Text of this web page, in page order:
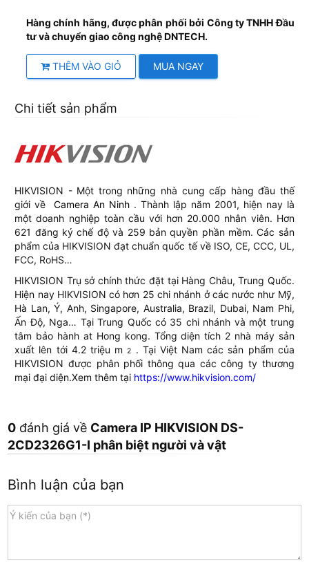
Hàng chính hãng, được phân phối bởi Công ty TNHH Đầu
tư và chuyển giao công nghệ DNTECH.
THÊM VÀO GIỎ MUA NGAY
Chi tiết sản phẩm
HIKVISION - Một trong những nhà cung cấp hàng đầu thế
giới vềCamera An Ninh . Thành lập năm 2001, hiện nay là
một doanh nghiệp toàn cầu với hơn 20.000 nhân viên. Hơn
621 đăng ký chế độ và 259 bản quyền phần mềm. Các sản
phẩm của HIKVISION đạt chuẩn quốc tế về ISO, CE, CCC, UL,
FCC, RoHS…
HIKVISION Trụ sở chính thức đặt tại Hàng Châu, Trung Quốc.
Hiện nay HIKVISION có hơn 25 chi nhánh ở các nước như Mỹ,
Hà Lan, Ý, Anh, Singapore, Australia, Brazil, Dubai, Nam Phi,
Ấn Độ, Nga… Tại Trung Quốc có 35 chi nhánh và một trung
tâm bảo hành at Hong kong. Tổng diện tích 2 nhà máy sản
xuất lên tới 4.2 triệu m 2
. Tại Việt Nam các sản phẩm của
HIKVISION được phân phối thông qua các công ty thương
mại đại diện.Xem thêm tại https://www.hikvision.com/
0 đánh giá về Camera IP HIKVISION DS-
2CD2326G1-I phân biệt người và vật
Bình luận của bạn